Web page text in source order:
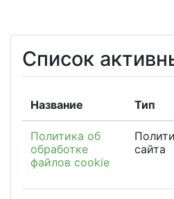
Список
Название Тип
Политика об
обработке
файлов cookie
сайта